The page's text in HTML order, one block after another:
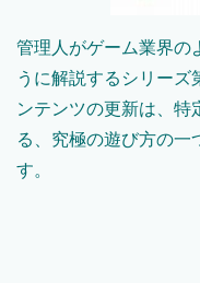
管理人がゲーム業界の
うに解説するシリーズ
ンテンツの更新は、特
る、究極の遊び方の一
す。